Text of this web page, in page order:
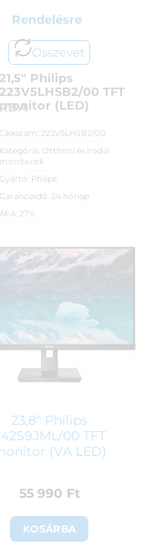
Rendelésre
Összevet
21,5″ Philips
223V5LHSB2/00 TFT
monitor (LED)
Cikkszám:
223V5LHSB2/00
Kategória: Otthoni és irodai
monitorok
Gyártó: Philips
Garanciaidő:
24 hónap
ÁFA:
27%
44 990Ft
23,8″ Philips
00 TFT
(VA LED)
55 990 Ft
KOSÁRBA